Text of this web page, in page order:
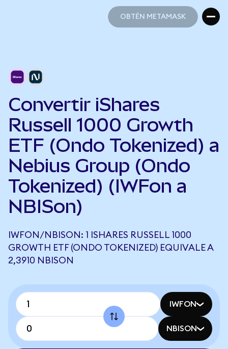
OBTÉN METAMASK
Convertir iShares
Russell 1000 Growth
ETF (Ondo Tokenized) a
Nebius Group (Ondo
Tokenized) (IWFon a
NBISon)
IWFON/NBISON: 1 ISHARES RUSSELL 1000
GROWTH ETF (ONDO TOKENIZED) EQUIVALE A
2,3910 NBISON
IWFON
NBISON